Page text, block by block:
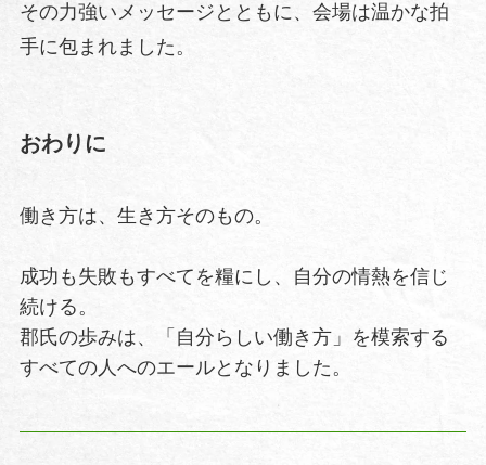
その力強いメッセージとともに、会場は温かな拍
手に包まれました。
おわりに
働き方は、生き方そのもの。
成功も失敗もすべてを糧にし、自分の情熱を信じ
続ける。
郡氏の歩みは、「自分らしい働き方」を模索する
すべての人へのエールとなりました。